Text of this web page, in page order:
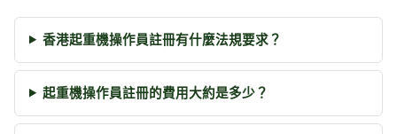
香港起重機操作員註冊有什麼法規要求？
起重機操作員註冊的費用大約是多少？